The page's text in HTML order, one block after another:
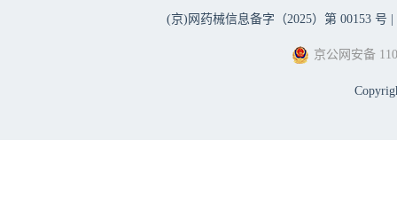
(京)网药械信息备字（2025）第 00153 号 |
京公网安备